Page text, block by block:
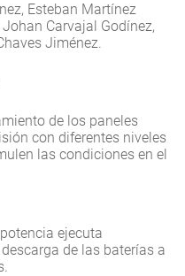
Esteban Martínez
Carvajal Godínez,
Jiménez.
de los paneles
con diferentes niveles
las condiciones en el
ejecuta
de las baterías a